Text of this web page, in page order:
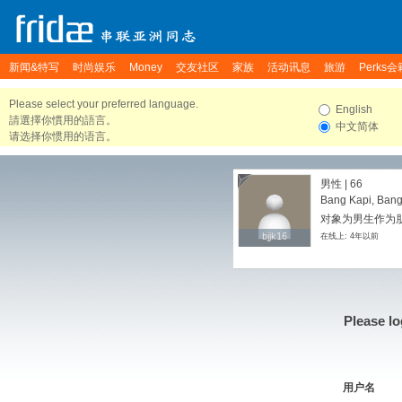
新闻&特写 时尚娱乐 Money 交友社区 家族 活动讯息 旅游 Perks会
Please select your preferred language.
請選擇你慣用的語言。
请选择你惯用的语言。
English
中文简体
bjjk16
bjjk16
男性 | 66
Bang Kapi,
对象为男生作为
在线上: 4年以前
Please
用户名